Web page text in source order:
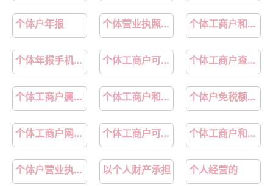
个体户年报 个体营业执照怎么变更法人 个体工商户和个人独资企业的区别
个体年报手机上怎么操作 个体工商户可以变更法人吗 个体工商户查询入口
个体工商户属于什么企业类型 个体工商户和小规模公司有什么区别 个体户免税额度是多少
个体工商户网上注销操作流程 个体工商户可以给员工交社保吗 个体工商户和公司的区别
个体户营业执照怎么办 以个人财产承担 个人经营的